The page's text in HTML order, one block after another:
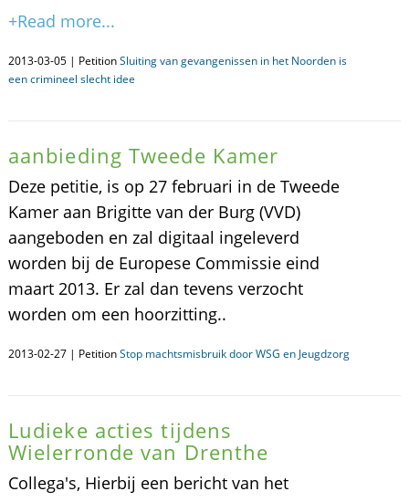
+Read more...
2013-03-05 | PetitionSluiting van gevangenissen in het Noorden is
een crimineel slecht idee
aanbieding Tweede Kamer
Deze petitie, is op 27 februari in de Tweede
Kamer aan Brigitte van der Burg (VVD)
aangeboden en zal digitaal ingeleverd
worden bij de Europese Commissie eind
maart 2013. Er zal dan tevens verzocht
worden om een hoorzitting..
2013-02-27 | PetitionStop machtsmisbruik door WSG en Jeugdzorg
Ludieke acties tijdens
Wielerronde van Drenthe
Collega's, Hierbij een bericht van het